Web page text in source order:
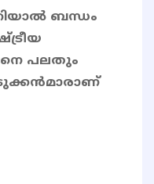
ബന്ധം
പലതും